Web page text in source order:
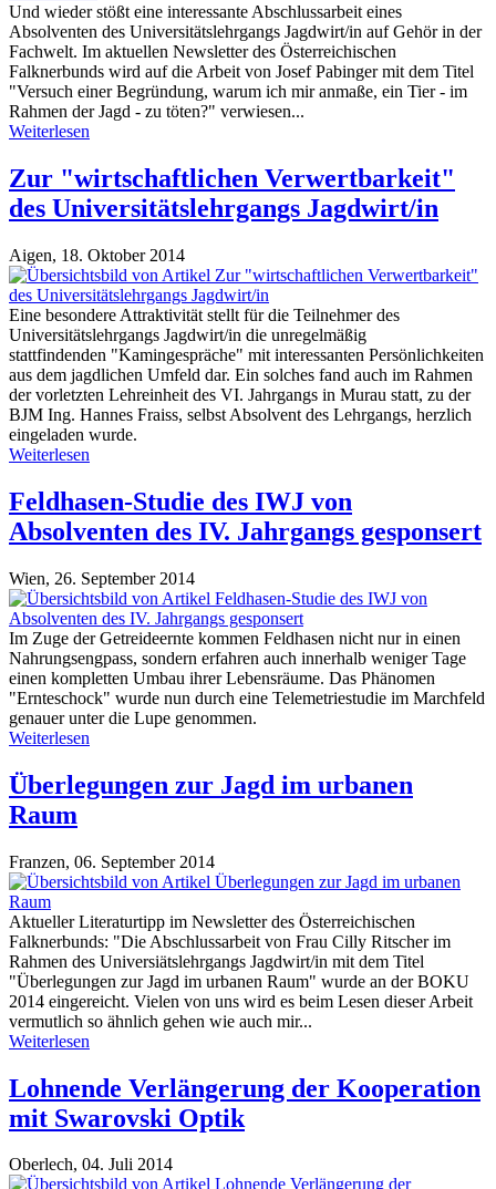
Und wieder stößt eine interessante Abschlussarbeit eines
Absolventen des Universitätslehrgangs Jagdwirt/in auf Gehör in der
Fachwelt. Im aktuellen Newsletter des Österreichischen
Falknerbunds wird auf die Arbeit von Josef Pabinger mit dem Titel
"Versuch einer Begründung, warum ich mir anmaße, ein Tier - im
Rahmen der Jagd - zu töten?" verwiesen...
Weiterlesen
Zur "wirtschaftlichen Verwertbarkeit"
des Universitätslehrgangs Jagdwirt/in
Aigen, 18. Oktober 2014
Eine besondere Attraktivität stellt für die Teilnehmer des
Universitätslehrgangs Jagdwirt/in die unregelmäßig
stattfindenden "Kamingespräche" mit interessanten Persönlichkeiten
aus dem jagdlichen Umfeld dar. Ein solches fand auch im Rahmen
der vorletzten Lehreinheit des VI. Jahrgangs in Murau statt, zu der
BJM Ing. Hannes Fraiss, selbst Absolvent des Lehrgangs, herzlich
eingeladen wurde.
Weiterlesen
Feldhasen-Studie des IWJ von
Absolventen des IV. Jahrgangs gesponsert
Wien, 26. September 2014
Im Zuge der Getreideernte kommen Feldhasen nicht nur in einen
Nahrungsengpass, sondern erfahren auch innerhalb weniger Tage
einen kompletten Umbau ihrer Lebensräume. Das Phänomen
"Ernteschock" wurde nun durch eine Telemetriestudie im Marchfeld
genauer unter die Lupe genommen.
Weiterlesen
Überlegungen zur Jagd im urbanen
Raum
Franzen, 06. September 2014
Aktueller Literaturtipp im Newsletter des Österreichischen
Falknerbunds: "Die Abschlussarbeit von Frau Cilly Ritscher im
Rahmen des Universiätslehrgangs Jagdwirt/in mit dem Titel
"Überlegungen zur Jagd im urbanen Raum" wurde an der BOKU
2014 eingereicht. Vielen von uns wird es beim Lesen dieser Arbeit
vermutlich so ähnlich gehen wie auch mir...
Weiterlesen
Lohnende Verlängerung der Kooperation
mit Swarovski Optik
Oberlech, 04. Juli 2014